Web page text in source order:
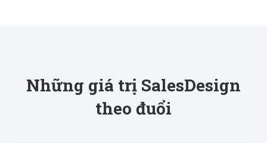
Những giá trị SalesDesign
theo đuổi